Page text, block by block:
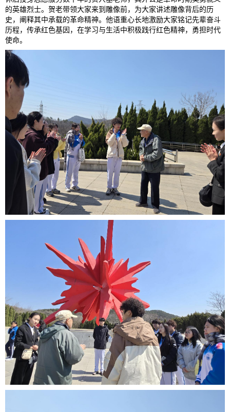
的英雄烈士。贺老带领大家来到雕像前，为大家讲述雕像背后的历
史，阐释其中承载的革命精神。他语重心长地激励大家铭记先辈奋斗
历程，传承红色基因，在学习与生活中积极践行红色精神，勇担时代
使命。